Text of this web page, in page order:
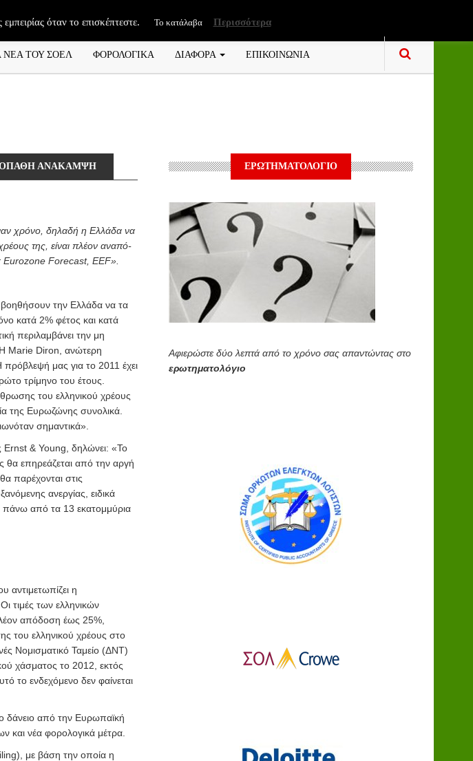
ΝΕΑ ΤΟΥ ΣΟΕΛ ΦΟΡΟΛΟΓΙΚΑ ΔΙΑΦΟΡΑ ΕΠΙΚΟΙΝΩΝΙΑ
ΑΝΑΚΑΜΨΗ
χρόνο, δηλαδή η Ελλάδα να
της, είναι πλέον αναπό-
Eurozone Forecast, EEF».
την Ελλάδα να τα
κατά 2% φέτος και κατά
περιλαμβάνει την μη
Marie Diron, ανώτερη
μας για το 2011 έχει
τρίμηνο του έτους.
του ελληνικού χρέους
της Ευρωζώνης συνολικά.
σημαντικά».
& Young, δηλώνει: «Το
θα επηρεάζεται από την αργή
παρέχονται στις
ανεργίας, ειδικά
πάνω από τα 13 εκατομμύρια
η
τιμές των ελληνικών
απόδοση έως 25%,
του ελληνικού χρέους στο
Νομισματικό Ταμείο (ΔΝΤ)
χάσματος το 2012, εκτός
το ενδεχόμενο δεν φαίνεται
δάνειο από την Ευρωπαϊκή
και νέα φορολογικά μέτρα.
με βάση την οποία η
ΕΡΩΤΗΜΑΤΟΛΟΓΙΟ
Αφιερώστε δύο λεπτά από το χρόνο σας απαντώντας στο
ερωτηματολόγιο
όταν το επισκέπτεστε. Το κατάλαβα Περισσότερα